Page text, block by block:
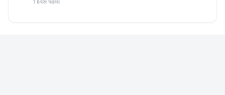
1 દિવસ પહેલા